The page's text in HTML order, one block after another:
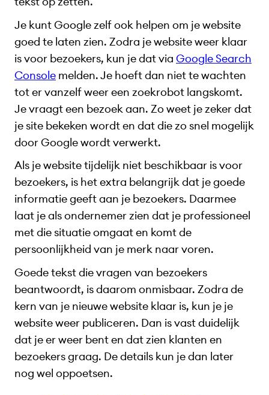
Je kunt Google zelf ook helpen om je website
goed te laten zien. Zodra je website weer klaar
is voor bezoekers, kun je dat via Google Search
Console melden. Je hoeft dan niet te wachten
tot er vanzelf weer een zoekrobot langskomt.
Je vraagt een bezoek aan. Zo weet je zeker dat
je site bekeken wordt en dat die zo snel mogelijk
door Google wordt verwerkt.
Als je website tijdelijk niet beschikbaar is voor
bezoekers, is het extra belangrijk dat je goede
informatie geeft aan je bezoekers. Daarmee
laat je als ondernemer zien dat je professioneel
met die situatie omgaat en komt de
persoonlijkheid van je merk naar voren.
Goede tekst die vragen van bezoekers
beantwoordt, is daarom onmisbaar. Zodra de
kern van je nieuwe website klaar is, kun je je
website weer publiceren. Dan is vast duidelijk
dat je er weer bent en dat zien klanten en
bezoekers graag. De details kun je dan later
nog wel oppoetsen.